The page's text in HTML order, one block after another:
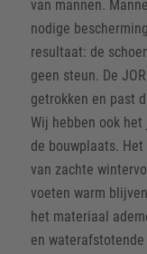
van mannen.
nodige
resultaat: de
geen steun. De
getrokken en past
Wij hebben ook
de bouwplaats. Het
van zachte
voeten warm
het materiaal
en